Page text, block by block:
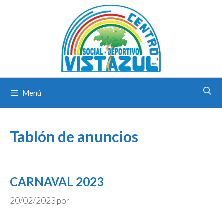
Menú
Tablón de anuncios
CARNAVAL 2023
20/02/2023 por